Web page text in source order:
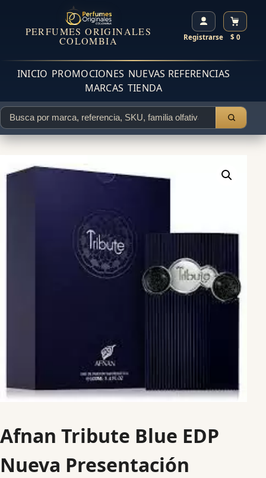
PERFUMES ORIGINALES
COLOMBIA Registrarse $ 0
INICIO PROMOCIONES NUEVAS REFERENCIAS
MARCAS TIENDA
Afnan Tribute Blue EDP
Nueva Presentación